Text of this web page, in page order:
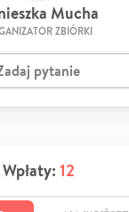
Mucha
ZBIÓRKI
pytanie
Wpłaty: 12